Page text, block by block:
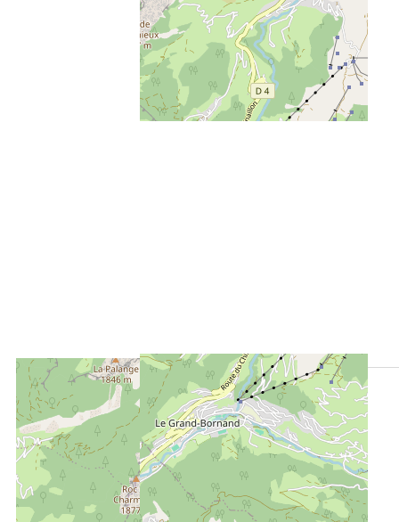
SITUÉ À :
200 m
du centre du Grand-Bornand Village
200 m
de l'aire de loisirs
50 m
de l'arrêt navette en été